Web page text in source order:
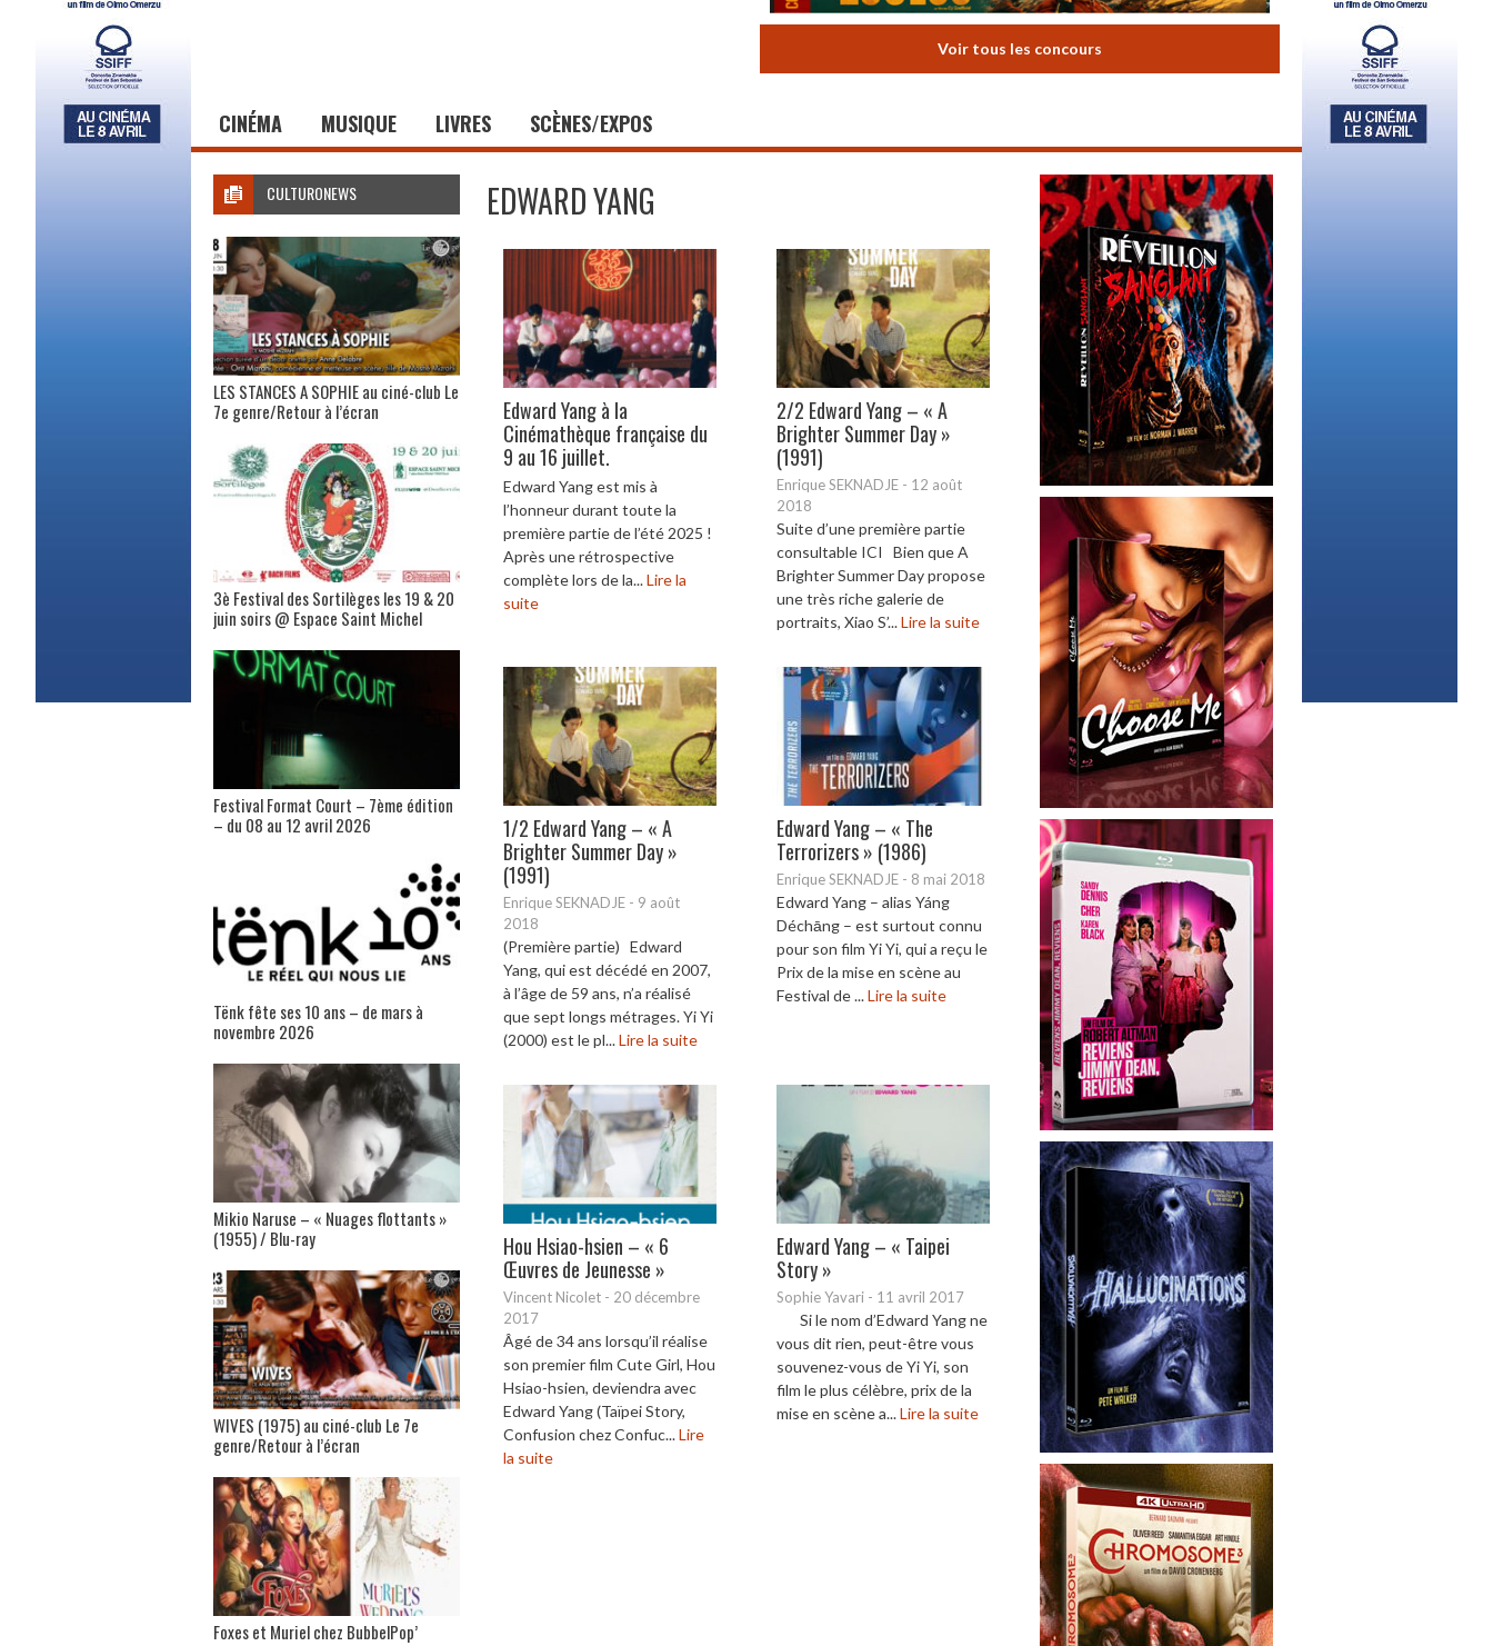
Voir tous les concours
CINÉMA MUSIQUE LIVRES SCÈNES/EXPOS
EDWARD YANG
Edward Yang à la
Cinémathèque française du
9 au 16 juillet.
Edward Yang est mis à
l’honneur durant toute la
première partie de l’été 2025 !
Après une rétrospective
complète lors de la...Lire la
suite
2/2 Edward Yang – « A
Brighter Summer Day »
(1991)
Enrique SEKNADJE - 12 août
2018
Suite d’une première partie
consultable ICI Bien que A
Brighter Summer Day propose
une très riche galerie de
portraits, Xiao S’...Lire la suite
1/2 Edward Yang – « A
Brighter Summer Day »
(1991)
Enrique SEKNADJE - 9 août
2018
(Première partie) Edward
Yang, qui est décédé en 2007,
à l’âge de 59 ans, n’a réalisé
que sept longs métrages. Yi Yi
(2000) est le pl...Lire la suite
Edward Yang – « The
Terrorizers » (1986)
Enrique SEKNADJE - 8 mai 2018
Edward Yang – alias Yáng
Déchāng – est surtout connu
pour son film Yi Yi, qui a reçu le
Prix de la mise en scène au
Festival de ...Lire la suite
Hou Hsiao-hsien – « 6
Œuvres de Jeunesse »
Vincent Nicolet - 20 décembre
2017
Âgé de 34 ans lorsqu’il réalise
son premier film Cute Girl, Hou
Hsiao-hsien, deviendra avec
Edward Yang (Taïpei Story,
Confusion chez Confuc...Lire
la suite
Edward Yang – « Taipei
Story »
Sophie Yavari - 11 avril 2017
Si le nom d’Edward Yang ne
vous dit rien, peut-être vous
souvenez-vous de Yi Yi, son
film le plus célèbre, prix de la
mise en scène a...Lire la suite
CULTURONEWS
LES STANCES A SOPHIE au ciné-club Le
7e genre/Retour à l’écran
3è Festival des Sortilèges les 19 & 20
juin soirs @ Espace Saint Michel
Festival Format Court – 7ème édition
– du 08 au 12 avril 2026
Tënk fête ses 10 ans – de mars à
novembre 2026
Mikio Naruse – « Nuages flottants »
(1955) / Blu-ray
WIVES (1975) au ciné-club Le 7e
genre/Retour à l’écran
Foxes et Muriel chez BubbelPop’